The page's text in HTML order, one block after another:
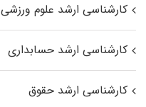
کارشناسی ارشد علوم ورزشی
کارشناسی ارشد حسابداری
کارشناسی ارشد حقوق